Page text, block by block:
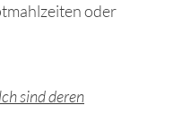
oder
sind deren